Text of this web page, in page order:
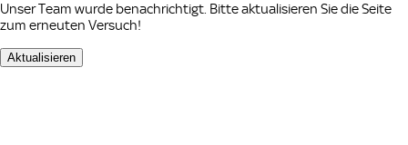
Unser Team wurde benachrichtigt. Bitte aktualisieren Sie die Seite
zum erneuten Versuch!
Aktualisieren